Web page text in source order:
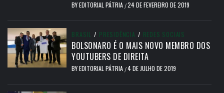
BYEDITORIAL PÁTRIA /24 DE FEVEREIRO DE 2019
BRASIL / PRESIDÊNCIA / REDES SOCIAIS
BOLSONARO É O MAIS NOVO MEMBRO DOS
YOUTUBERS DE DIREITA
BYEDITORIAL PÁTRIA /4 DE JULHO DE 2019